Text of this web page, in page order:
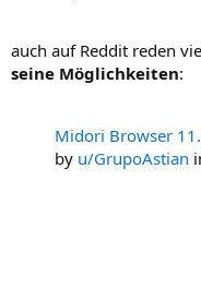
auch auf Reddit reden
seine Möglichkeiten:
Midori Browser
by u/GrupoAstian